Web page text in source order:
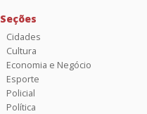
Seções
Cidades
Cultura
Economia e Negócio
Esporte
Policial
Política